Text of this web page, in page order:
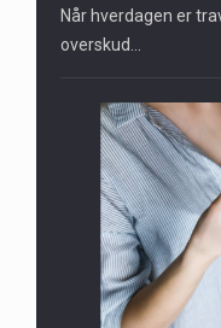
Når hverdagen er
overskud…